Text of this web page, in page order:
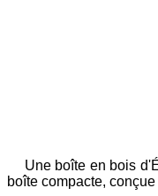
Une boîte en bois
boîte compacte,